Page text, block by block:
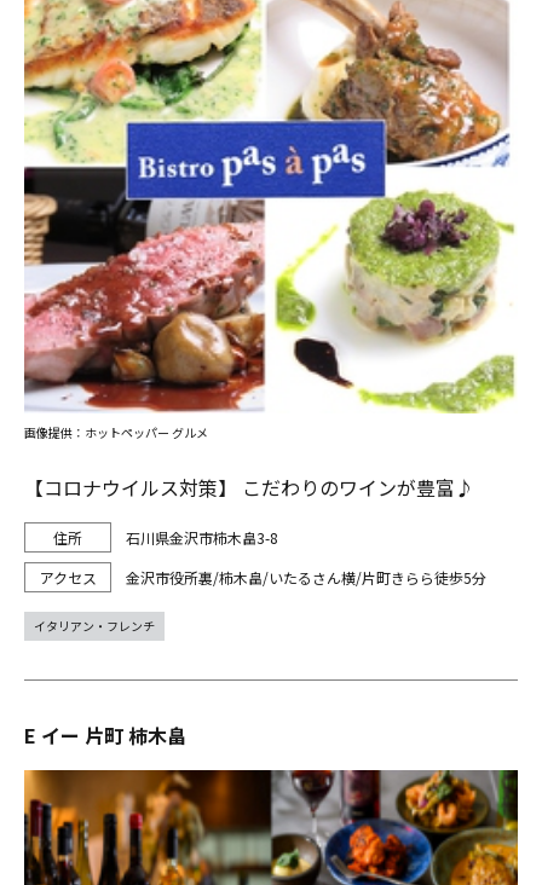
【コロナウイルス対策】 こだわりのワインが豊富♪
石川県金沢市柿木畠3-8
金沢市役所裏/柿木畠/いたるさん横/片町きらら徒歩5分
画像提供：ホットペッパー グルメ
イタリアン・フレンチ
E イー 片町 柿木畠